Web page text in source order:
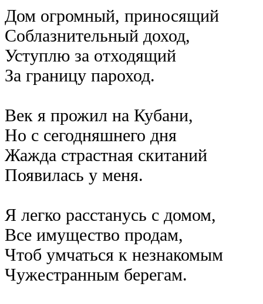
Дом огромный, приносящий
Соблазнительный доход,
Уступлю за отходящий
За границу пароход.
Век я прожил на Кубани,
Но с сегодняшнего дня
Жажда страстная скитаний
Появилась у меня.
Я легко расстанусь с домом,
Все имущество продам,
Чтоб умчаться к незнакомым
Чужестранным берегам.